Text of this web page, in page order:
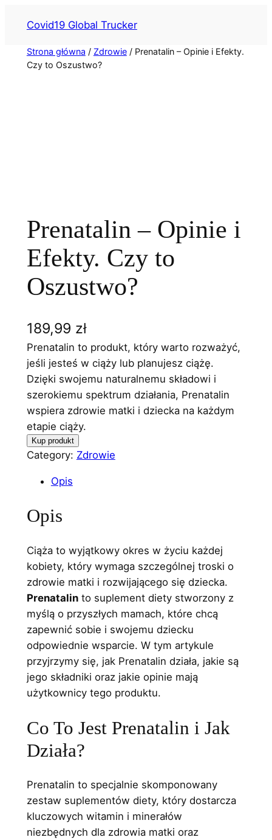
Covid19 Global Trucker
Strona główna / Zdrowie/ Prenatalin – Opinie i Efekty.
Czy to Oszustwo?
Prenatalin – Opinie i
Efekty. Czy to
Oszustwo?
189,99 zł
Prenatalin to produkt, który warto rozważyć,
jeśli jesteś w ciąży lub planujesz ciążę.
Dzięki swojemu naturalnemu składowi i
szerokiemu spektrum działania, Prenatalin
wspiera zdrowie matki i dziecka na każdym
etapie ciąży.
Kup produkt
Category: Zdrowie
Opis
Opis
Ciąża to wyjątkowy okres w życiu każdej
kobiety, który wymaga szczególnej troski o
zdrowie matki i rozwijającego się dziecka.
Prenatalinto suplement diety stworzony z
myślą o przyszłych mamach, które chcą
zapewnić sobie i swojemu dziecku
odpowiednie wsparcie. W tym artykule
przyjrzymy się, jak Prenatalin działa, jakie są
jego składniki oraz jakie opinie mają
użytkownicy tego produktu.
Co To Jest Prenatalin i Jak
Działa?
Prenatalin to specjalnie skomponowany
zestaw suplementów diety, który dostarcza
kluczowych witamin i minerałów
niezbędnych dla zdrowia matki oraz